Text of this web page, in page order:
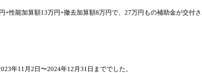
能加算額13万円+撤去加算額8万円で、27万円もの補助金が交付さ
年11月2日〜2024年12月31日まででした。